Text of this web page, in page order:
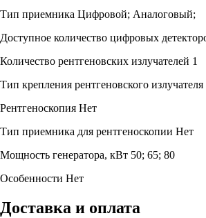
Тип приемника Цифровой; Аналоговый;
Доступное количество цифровых
Количество рентгеновских излучателей 1
Тип крепления рентгеновского излучателя
Рентгеноскопия Нет
Тип приемника для рентгеноскопии Нет
Мощность генератора, кВт 50; 65; 80
Особенности Нет
Доставка и оплата